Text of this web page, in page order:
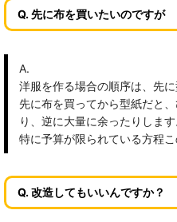
Q. 先に布を買いたいのですが
A.
洋服を作る場合の順序は、先
先に布を買ってから型紙だと
り、逆に大量に余ったりします
特に予算が限られている方程
Q. 改造してもいいんですか？